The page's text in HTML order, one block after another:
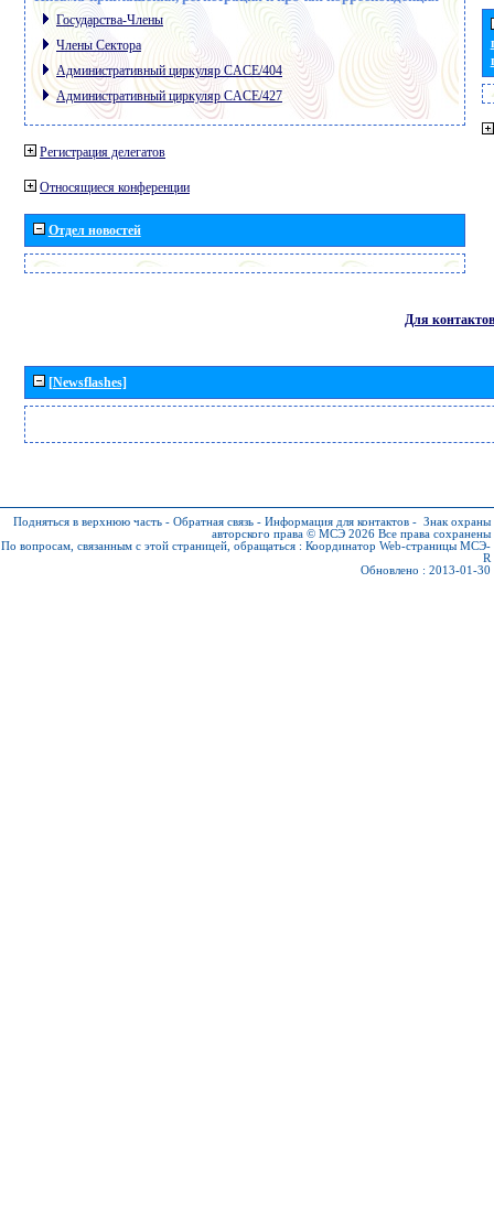
Государства-Члены
Члены Сектора
Административный циркуляр CACE/404
Административный циркуляр CACE/427
Регистрация делегатов
Относящиеся конференции
Отдел новостей
Для контактов
[Newsflashes]
Подняться в верхнюю часть - Обратная связь - Информация для контактов - Знак охраны
авторского права © МСЭ 2026 Все права сохранены
По вопросам, связанным с этой страницей, обращаться : Координатор Web-страницы МСЭ-
R
Обновлено : 2013-01-30